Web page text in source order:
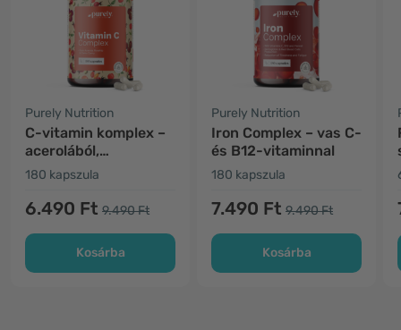
Purely Nutrition
C-vitamin komplex –
acerolából,
csipkebogyóból és
camu camu-ból
180 kapszula
6.490 Ft 9.490 Ft
Kosárba
Purely Nutrition
Iron Complex – vas C-
és B12-vitaminnal
180 kapszula
7.490 Ft 9.490 Ft
Kosárba